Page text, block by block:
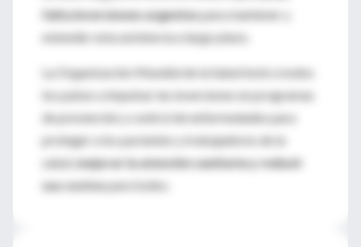
falta inversiones urgentespara mantener y
extender esta asistencia a largo plazo.
La Organización Mundial de la Salud instó a todos
los países a impulsar las inversiones en programas
de prevención y control de enfermedades para
proteger a los pacientes y trabajadores de la
salud,mejorar la atención sanitaria y reducir
sus costospara todos.